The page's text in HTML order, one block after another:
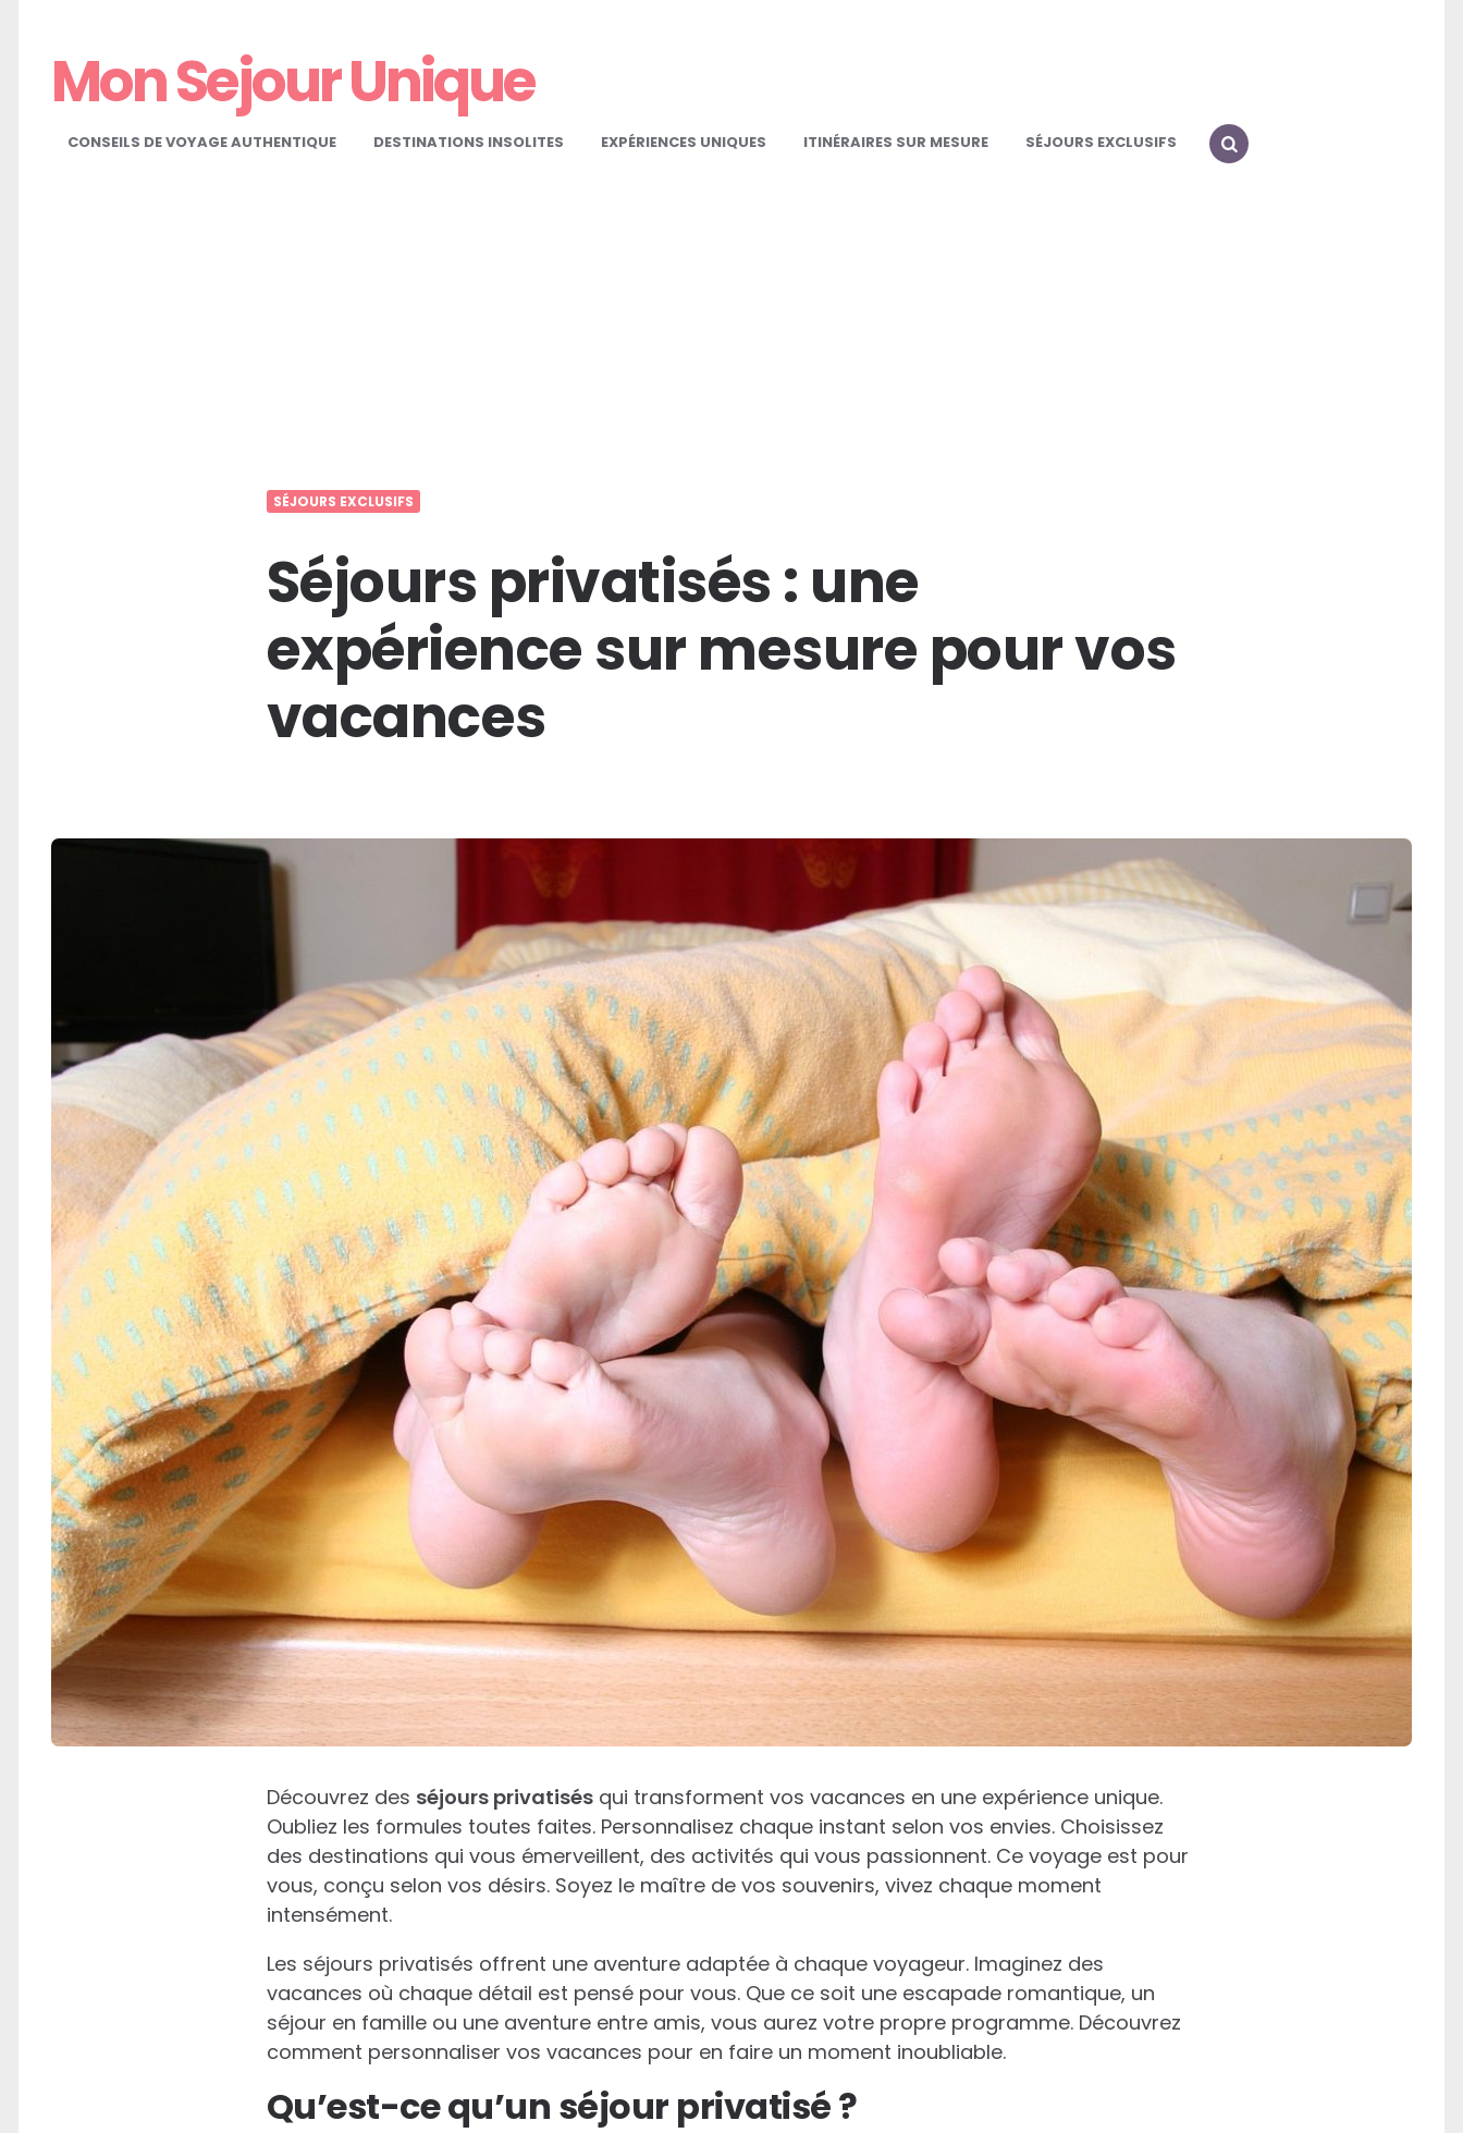
Mon Sejour Unique
CONSEILS DE VOYAGE AUTHENTIQUE DESTINATIONS INSOLITES EXPÉRIENCES UNIQUES ITINÉRAIRES SUR MESURE
SÉJOURS EXCLUSIFS
SÉJOURS EXCLUSIFS
Séjours privatisés : une
expérience sur mesure pour vos
vacances
Découvrez des séjours privatisésqui transforment vos vacances en une expérience unique.
Oubliez les formules toutes faites. Personnalisez chaque instant selon vos envies. Choisissez
des destinations qui vous émerveillent, des activités qui vous passionnent. Ce voyage est pour
vous, conçu selon vos désirs. Soyez le maître de vos souvenirs, vivez chaque moment
intensément.
Les séjours privatisés offrent une aventure adaptée à chaque voyageur. Imaginez des
vacances où chaque détail est pensé pour vous. Que ce soit une escapade romantique, un
séjour en famille ou une aventure entre amis, vous aurez votre propre programme. Découvrez
comment personnaliser vos vacances pour en faire un moment inoubliable.
Qu’est-ce qu’un séjour privatisé ?